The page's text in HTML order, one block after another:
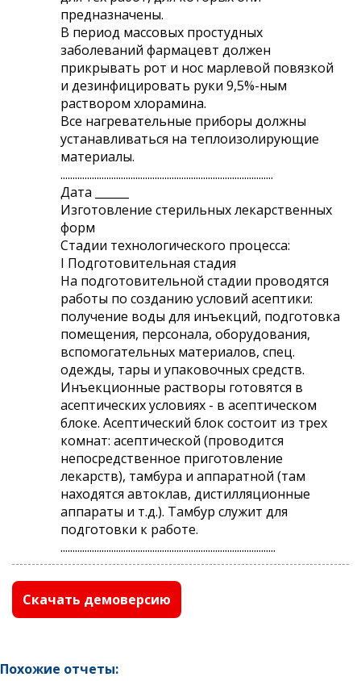
предназначены.
В период массовых простудных
заболеваний фармацевт должен
прикрывать рот и нос марлевой повязкой
и дезинфицировать руки 9,5%-ным
раствором хлорамина.
Все нагревательные приборы должны
устанавливаться на теплоизолирующие
материалы.
........................................................................................
Дата ______
Изготовление стерильных лекарственных
форм
Стадии технологического процесса:
I Подготовительная стадия
На подготовительной стадии проводятся
работы по созданию условий асептики:
получение воды для инъекций, подготовка
помещения, персонала, оборудования,
вспомогательных материалов, спец.
одежды, тары и упаковочных средств.
Инъекционные растворы готовятся в
асептических условиях - в асептическом
блоке. Асептический блок состоит из трех
комнат: асептической (проводится
непосредственное приготовление
лекарств), тамбура и аппаратной (там
находятся автоклав, дистилляционные
аппараты и т.д.). Тамбур служит для
подготовки к работе.
.........................................................................................
Скачать демоверсию
Похожие отчеты: